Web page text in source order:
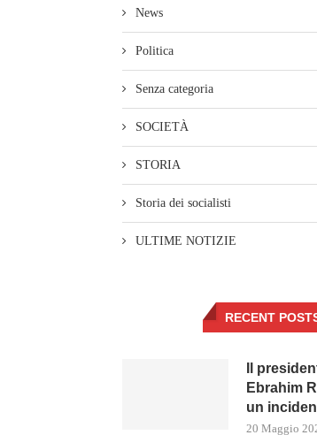
News
Politica
Senza categoria
SOCIETÀ
STORIA
Storia dei socialisti
ULTIME NOTIZIE
RECENT
Il
Ebrahim
un
20 Maggio